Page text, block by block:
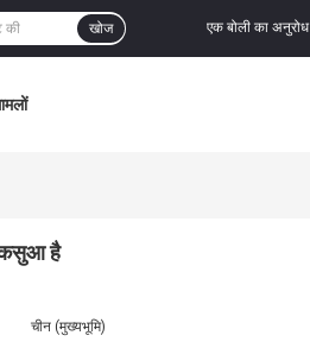
एक बोली का अनुरोध
खोज
है
चीन (मुख्यभूमि)